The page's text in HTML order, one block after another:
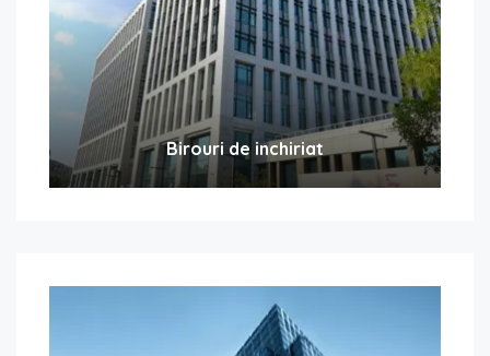
Birouri de inchiriat